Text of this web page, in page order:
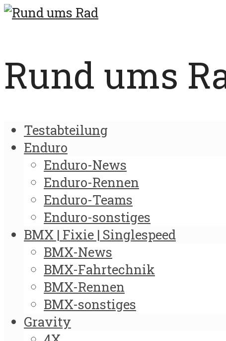
Rund ums
Testabteilung
Enduro
Enduro-News
Enduro-Rennen
Enduro-Teams
Enduro-sonstiges
BMX | Fixie | Singlespeed
BMX-News
BMX-Fahrtechnik
BMX-Rennen
BMX-sonstiges
Gravity